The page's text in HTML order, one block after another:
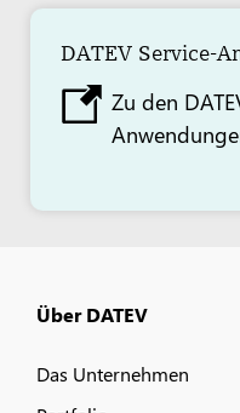
DATEV Service-
Zu den
Über DATEV
Das Unternehmen